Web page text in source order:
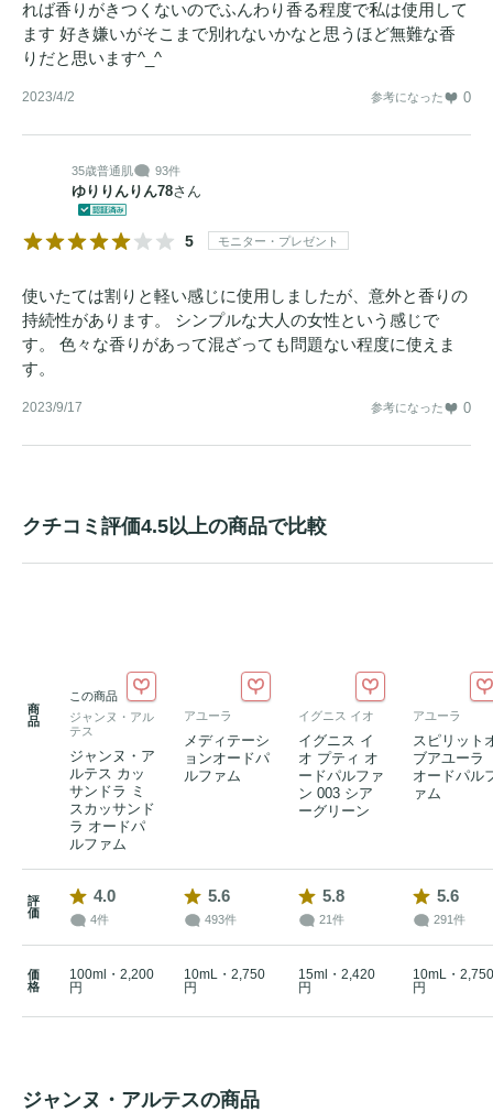
れば香りがきつくないのでふんわり香る程度で私は使用して
ます 好き嫌いがそこまで別れないかなと思うほど無難な香
りだと思います^_^
2023/4/2 参考になった 0
35歳普通肌 93件
ゆりりんりん78さん
5 モニター・プレゼント
使いたては割りと軽い感じに使用しましたが、意外と香りの
持続性があります。 シンプルな大人の女性という感じで
す。 色々な香りがあって混ざっても問題ない程度に使えま
す。
2023/9/17 参考になった 0
クチコミ評価4.5以上の商品で比較
商
品
この商品
ジャンヌ・アル
テス
ジャンヌ・ア
ルテス カッ
サンドラ ミ
スカッサンド
ラ オードパ
ルファム
アユーラ
メディテーシ
ョンオードパ
ルファム
イグニス イオ
イグニス イ
オ プティ オ
ードパルファ
ン 003 シア
ーグリーン
アユーラ
スピリット
ブアユー
オードパル
ァム
評
価
4.0
4件
5.6
493件
5.8
21件
5.6
291件
価
格
100ml・2,200
円
10mL・2,750
円
15ml・2,420
円
10mL・2,750
円
ジャンヌ・アルテスの商品